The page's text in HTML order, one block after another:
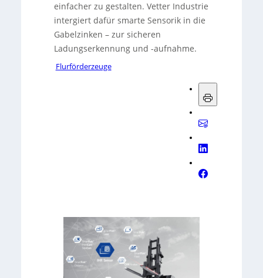
einfacher zu gestalten. Vetter Industrie
intergiert dafür smarte Sensorik in die
Gabelzinken – zur sicheren
Ladungserkennung und -aufnahme.
Flurförderzeuge